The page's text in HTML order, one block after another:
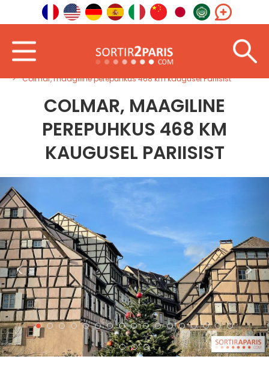
Colmar, maagiline perepuhkus 468 km kaugusel Pariisist
COLMAR, MAAGILINE
PEREPUHKUS 468 KM
KAUGUSEL PARIISIST
< >